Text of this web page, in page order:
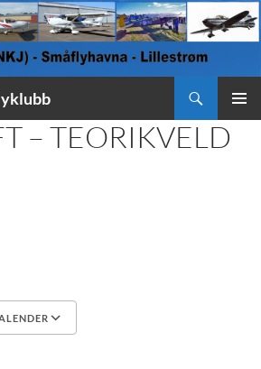
– TEORIKVELD